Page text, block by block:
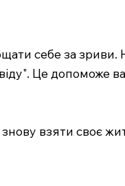
себе за
Це допоможе
взяти своє